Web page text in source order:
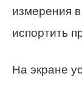
измерения
испортить
На экране